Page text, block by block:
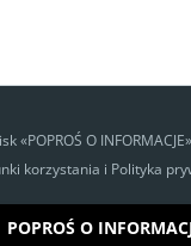
«POPROŚ O
korzystania i Polityka
POPROŚ O